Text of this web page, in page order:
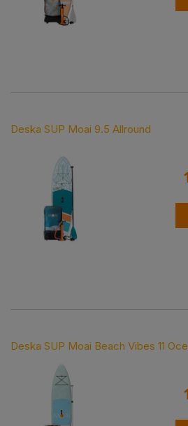
Deska SUP Moai 9.5 Allround
Deska SUP Moai Beach Vibes 11